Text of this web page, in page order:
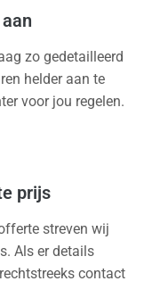
zo gedetailleerd
helder aan te
voor jou regelen.
prijs
streven wij
Als er details
contact